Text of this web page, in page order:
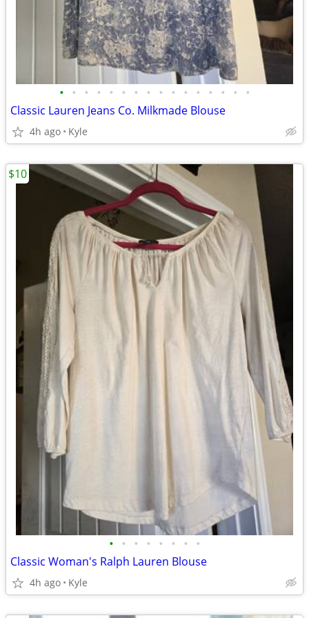
• • • • • • • • • • • • • • • •
Classic Lauren Jeans Co. Milkmade Blouse
4h ago Kyle
• • • • • • • •
Classic Woman's Ralph Lauren Blouse
4h ago Kyle
$10